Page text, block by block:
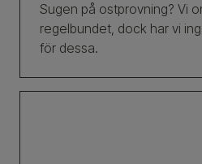
Sugen på ostprovning? Vi
regelbundet, dock har vi
för dessa.